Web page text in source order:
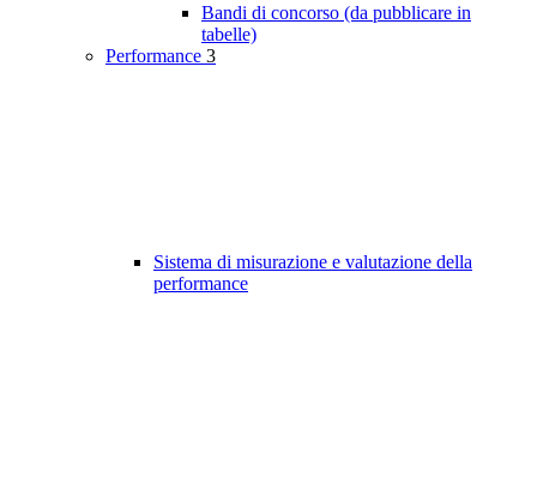
Bandi di concorso (da pubblicare in
tabelle)
Performance 3
Sistema di misurazione e valutazione della
performance